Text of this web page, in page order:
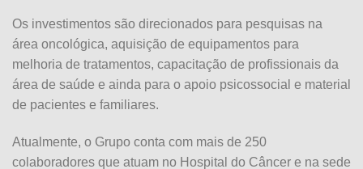
Os investimentos são direcionados para pesquisas na
área oncológica, aquisição de equipamentos para
melhoria de tratamentos, capacitação de profissionais da
área de saúde e ainda para o apoio psicossocial e material
de pacientes e familiares.
Atualmente, o Grupo conta com mais de 250
colaboradores que atuam no Hospital do Câncer e na sede